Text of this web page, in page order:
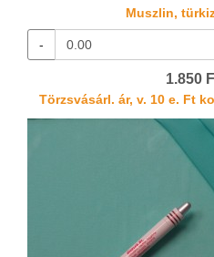
Muszlin,
-
1.850
Törzsvásárl. ár, v. 10 e. Ft